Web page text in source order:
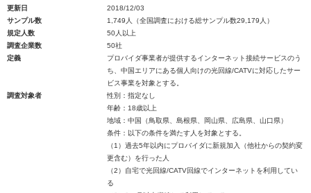
更新日
2018/12/03
サンプル数
1,749人（全国調査における総サンプル数29,179人）
規定人数
50人以上
調査企業数
50社
定義
プロバイダ事業者が提供するインターネット接続サービスのう
ち、中国エリアにある個人向けの光回線/CATVに対応したサー
ビス事業を対象とする。
調査対象者
性別：指定なし
年齢：18歳以上
地域：中国（鳥取県、島根県、岡山県、広島県、山口県）
条件：以下の条件を満たす人を対象とする。
（1）過去5年以内にプロバイダに新規加入（他社からの契約変
更含む）を行った人
（2）自宅で光回線/CATV回線でインターネットを利用してい
る